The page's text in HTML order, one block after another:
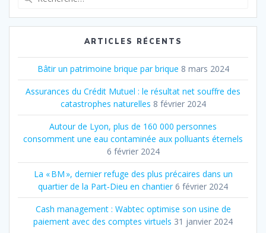
:
ARTICLES RÉCENTS
Bâtir un patrimoine brique par brique 8 mars 2024
Assurances du Crédit Mutuel : le résultat net souffre des
catastrophes naturelles 8 février 2024
Autour de Lyon, plus de 160 000 personnes
consomment une eau contaminée aux polluants éternels
6 février 2024
La « BM », dernier refuge des plus précaires dans un
quartier de la Part‐Dieu en chantier 6 février 2024
Cash management : Wabtec optimise son usine de
paiement avec des comptes virtuels 31 janvier 2024